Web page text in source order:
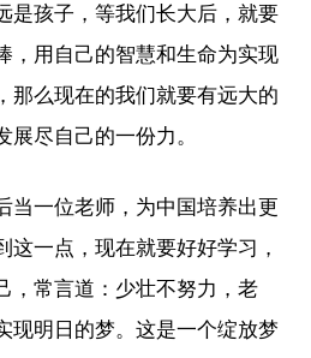
是孩子，等我们长大后，就要
，用自己的智慧和生命为实现
那么现在的我们就要有远大的
尽自己的一份力。
当一位老师，为中国培养出更
这一点，现在就要好好学习，
，常言道：少壮不努力，老
现明日的梦。这是一个绽放梦